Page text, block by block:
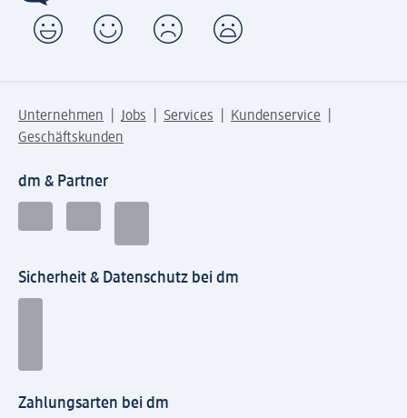
Unternehmen Jobs Services
Kundenservice
Geschäftskunden
dm & Partner
Sicherheit & Datenschutz bei dm
Zahlungsarten bei dm